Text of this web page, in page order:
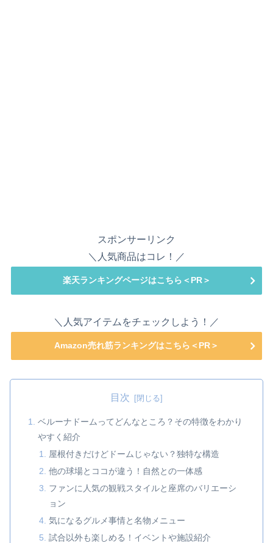
スポンサーリンク
＼人気商品はコレ！／
楽天ランキングページはこちら＜PR＞
＼人気アイテムをチェックしよう！／
Amazon売れ筋ランキングはこちら＜PR＞
目次
ベルーナドームってどんなところ？その特徴をわかり
やすく紹介
屋根付きだけどドームじゃない？独特な構造
他の球場とココが違う！自然との一体感
ファンに人気の観戦スタイルと座席のバリエーシ
ョン
気になるグルメ事情と名物メニュー
試合以外も楽しめる！イベントや施設紹介